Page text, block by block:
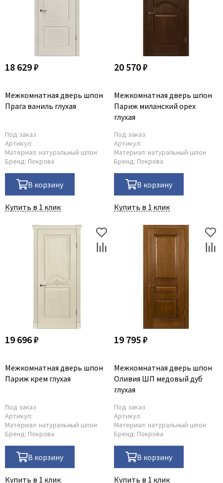
18 629 ₽
Межкомнатная дверь шпон
Прага ваниль глухая
Под заказ
Артикул:
Материал: натуральный шпон
Бренд: Покрова
В корзину
Купить в 1 клик
20 570 ₽
Межкомнатная дверь шпон
Париж миланский орех
глухая
Под заказ
Артикул:
Материал: натуральный шпон
Бренд: Покрова
В корзину
Купить в 1 клик
19 696 ₽
Межкомнатная дверь шпон
Париж крем глухая
Под заказ
Артикул:
Материал: натуральный шпон
Бренд: Покрова
В корзину
Купить в 1 клик
19 795 ₽
Межкомнатная дверь шпон
Оливия ШП медовый дуб
глухая
Под заказ
Артикул:
Материал: натуральный шпон
Бренд: Покрова
В корзину
Купить в 1 клик